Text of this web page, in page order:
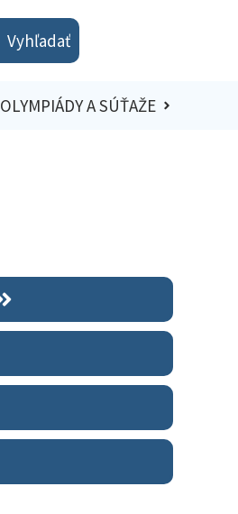
Vyhľadať
OLYMPIÁDY A SÚŤAŽE